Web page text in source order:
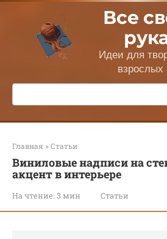
Перейти
контенту
Все
Идеи для
взрослых
Поиск:
Главная » Статьи
Виниловые надписи на
акцент в интерьере
На чтение: 3 мин Статьи